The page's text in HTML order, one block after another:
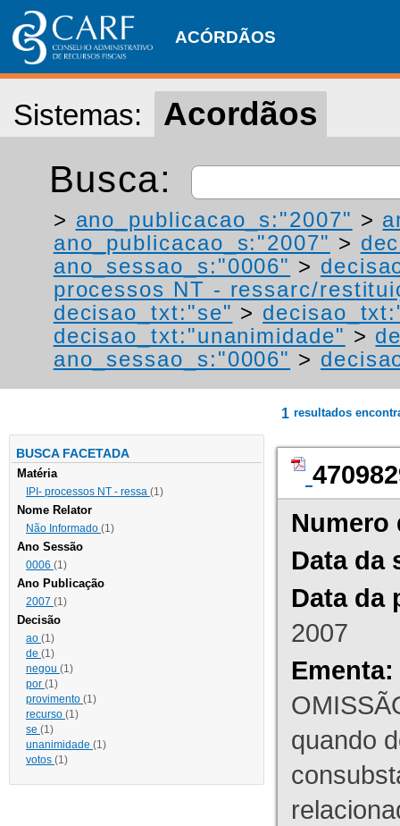
ACÓRDÃOS
Sistemas: Acordãos
Busca:
> ano_publicacao_s:"2007" >
ano_publicacao_s:"2007" >
ano_sessao_s:"0006" >
processos NT - ressarc/
decisao_txt:"se" >
decisao_txt:"unanimidade" >
ano_sessao_s:"0006" >
BUSCA FACETADA
Matéria
IPI- processos NT - ressa (1)
Nome Relator
Não Informado (1)
Ano Sessão
0006 (1)
Ano Publicação
2007 (1)
Decisão
ao (1)
de (1)
negou (1)
por (1)
provimento (1)
recurso (1)
se (1)
unanimidade (1)
votos (1)
1 resultados
Numero
Data da
Data da
2007
Ementa:
quando